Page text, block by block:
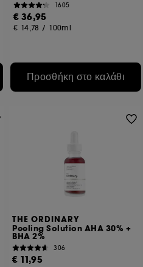
1605
€ 36,95
€ 14,78 / 100ml
Προσθήκη στο καλάθι
THE ORDINARY
Peeling Solution AHA 30% +
BHA 2%
306
€ 11,95